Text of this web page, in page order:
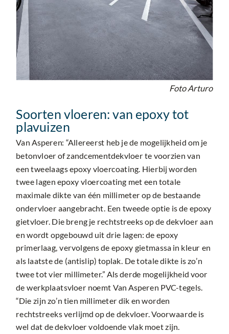
Foto Arturo
Soorten vloeren: van epoxy tot
plavuizen
Van Asperen: “Allereerst heb je de mogelijkheid om je
betonvloer of zandcementdekvloer te voorzien van
een tweelaags epoxy vloercoating. Hierbij worden
twee lagen epoxy vloercoating met een totale
maximale dikte van één millimeter op de bestaande
ondervloer aangebracht. Een tweede optie is de epoxy
gietvloer. Die breng je rechtstreeks op de dekvloer aan
en wordt opgebouwd uit drie lagen: de epoxy
primerlaag, vervolgens de epoxy gietmassa in kleur en
als laatste de (antislip) toplak. De totale dikte is zo’n
twee tot vier millimeter.” Als derde mogelijkheid voor
de werkplaatsvloer noemt Van Asperen PVC-tegels.
“Die zijn zo’n tien millimeter dik en worden
rechtstreeks verlijmd op de dekvloer. Voorwaarde is
wel dat de dekvloer voldoende vlak moet zijn.